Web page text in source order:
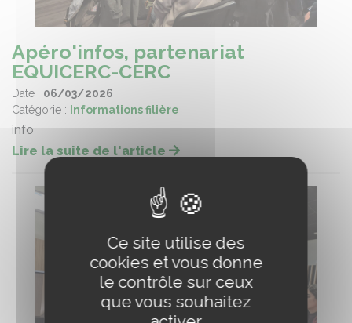
Apéro'infos, partenariat
EQUICERC-CERC
Date : 06/03/2026
Catégorie :
Informations filière
info
Lire la suite de l'article
Ce site utilise des
cookies et vous donne
le contrôle sur ceux
que vous souhaitez